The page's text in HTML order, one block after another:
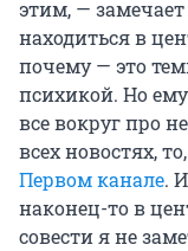
этим, —
находиться в
почему — это
психикой. Но
все вокруг про
всех новостях,
Первом канале.
наконец-то в
совести я не